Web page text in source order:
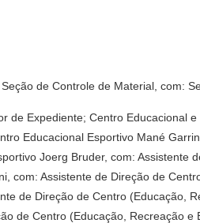
de Controle de Material, com:
de Expediente; Centro Educacional
Educacional Esportivo Mané
Joerg Bruder, com: Assistente
com: Assistente de Direção de
de Direção de Centro (Educação,
de Centro (Educação, Recreação